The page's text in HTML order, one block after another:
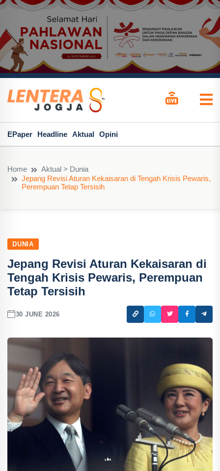
EPaper Headline Aktual Opini
Home
Aktual > Dunia
Jepang Revisi Aturan Kekaisaran di Tengah Krisis Pewaris,
Perempuan Tetap Tersisih
DUNIA
Jepang Revisi Aturan Kekaisaran di
Tengah Krisis Pewaris, Perempuan
Tetap Tersisih
30 JUNE 2026